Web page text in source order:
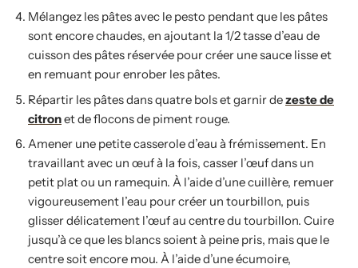
Mélangez les pâtes avec le pesto pendant que les pâtes
sont encore chaudes, en ajoutant la 1/2 tasse d’eau de
cuisson des pâtes réservée pour créer une sauce lisse et
en remuant pour enrober les pâtes.
Répartir les pâtes dans quatre bols et garnir dezeste de
citronet de flocons de piment rouge.
Amener une petite casserole d’eau à frémissement. En
travaillant avec un œuf à la fois, casser l’œuf dans un
petit plat ou un ramequin. À l’aide d’une cuillère, remuer
vigoureusement l’eau pour créer un tourbillon, puis
glisser délicatement l’œuf au centre du tourbillon. Cuire
jusqu’à ce que les blancs soient à peine pris, mais que le
centre soit encore mou. À l’aide d’une écumoire,